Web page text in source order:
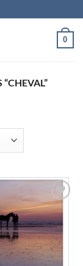
0
Ajouter
à la
wishlist